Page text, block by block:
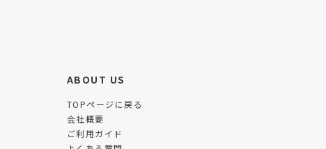
ABOUT US
TOPページに戻る
会社概要
ご利用ガイド